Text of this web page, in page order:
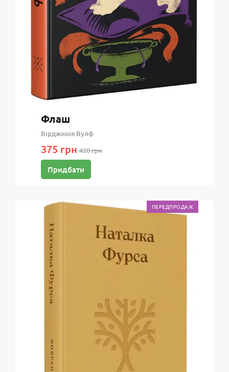
Флаш
Вірджинія Вулф
375 грн 420 грн
Придбати
ПЕРЕДПРОДАЖ